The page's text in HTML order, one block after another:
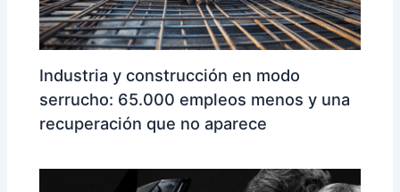
Industria y construcción en modo
serrucho: 65.000 empleos menos y una
recuperación que no aparece